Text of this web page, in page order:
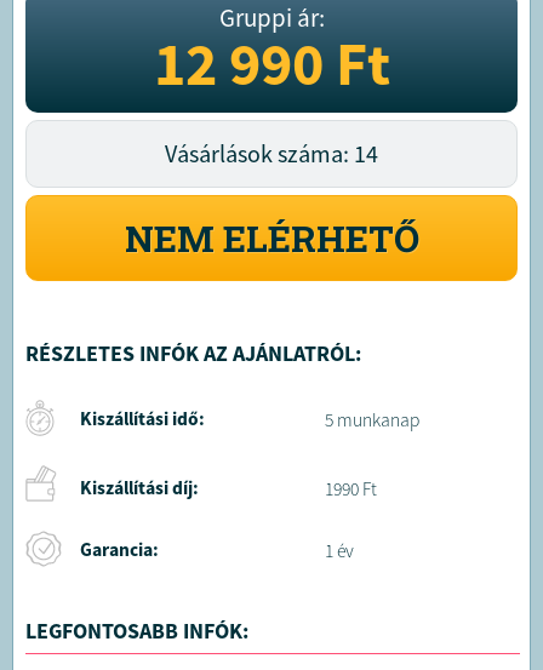
Gruppi ár:
12 990Ft
Vásárlások száma: 14
NEM ELÉRHETŐ
RÉSZLETES INFÓK AZ AJÁNLATRÓL:
Kiszállítási idő: 5 munkanap
Kiszállítási díj: 1990 Ft
Garancia: 1 év
LEGFONTOSABB INFÓK: